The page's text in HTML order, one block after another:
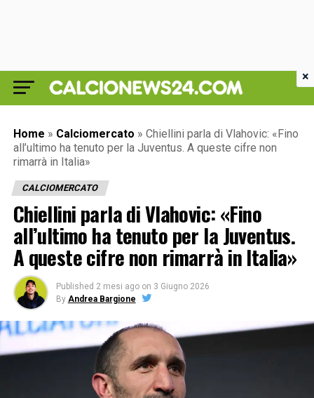
Home » Calciomercato » Chiellini parla di Vlahovic: «Fino
all’ultimo ha tenuto per la Juventus. A queste cifre non
rimarrà in Italia»
CALCIOMERCATO
Chiellini parla di Vlahovic: «Fino
all’ultimo ha tenuto per la Juventus.
A queste cifre non rimarrà in Italia»
Published 2 mesi ago on 3 Giugno 2026
By Andrea Bargione
×